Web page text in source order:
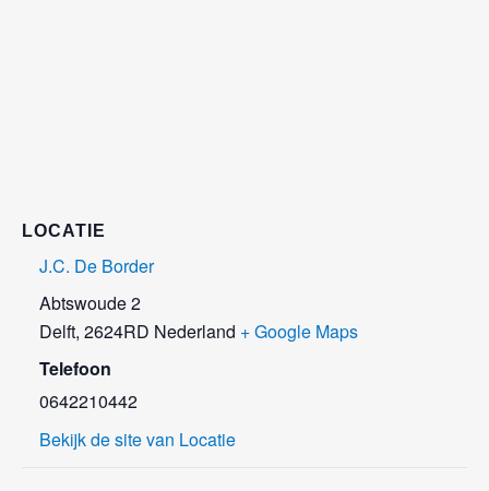
LOCATIE
J.C. De Border
Abtswoude 2
Delft, 2624RD Nederland + Google Maps
Telefoon
0642210442
Bekijk de site van Locatie